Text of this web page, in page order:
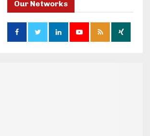
Our Networks